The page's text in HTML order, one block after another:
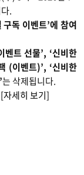
.
구독 이벤트’에 참여
벤트 선물’, ‘신비한
(이벤트)’, ‘신비한
는 삭제됩니다.
[자세히 보기]